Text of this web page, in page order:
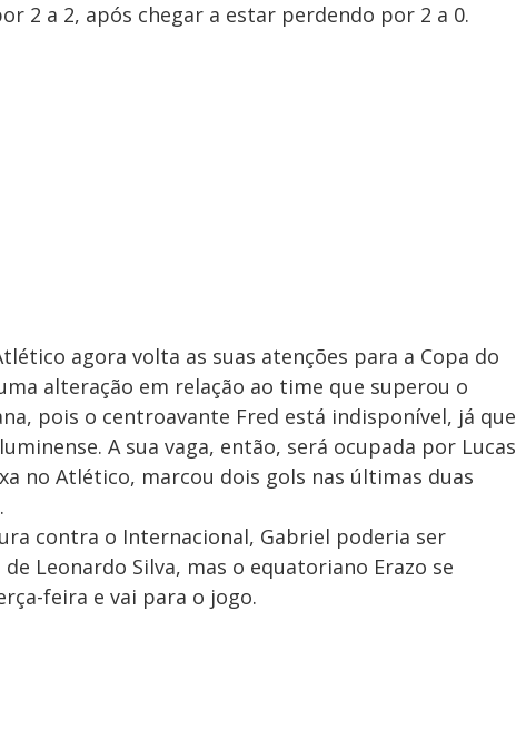
2 a 2, após chegar a estar perdendo por 2 a 0.
agora volta as suas atenções para a Copa do
alteração em relação ao time que superou o
pois o centroavante Fred está indisponível, já que
A sua vaga, então, será ocupada por Lucas
no Atlético, marcou dois gols nas últimas duas
contra o Internacional, Gabriel poderia ser
Leonardo Silva, mas o equatoriano Erazo se
feira e vai para o jogo.